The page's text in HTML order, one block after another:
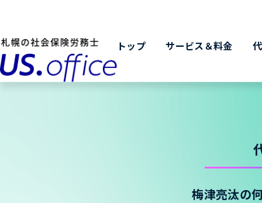
トップ サービス＆料金
梅津亮汰の